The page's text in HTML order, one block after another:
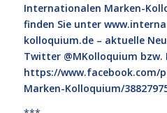
Internationalen Marken-
finden Sie unter
kolloquium.de– aktuelle
Twitter @MKolloquium bzw.
https://www.facebook.com/
Marken-Kolloquium/